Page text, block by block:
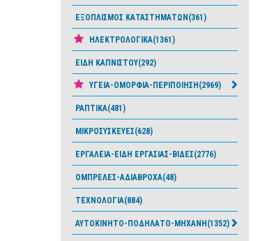
ΕΞΟΠΛΙΣΜΟΣ ΚΑΤΑΣΤΗΜΑΤΩΝ(361)
ΗΛΕΚΤΡΟΛΟΓΙΚΑ(1361)
ΕΙΔΗ ΚΑΠΝΙΣΤΟΥ(292)
ΥΓΕΙΑ-ΟΜΟΡΦΙΑ-ΠΕΡΙΠΟΙΗΣΗ(2969)
ΡΑΠΤΙΚΑ(481)
ΜΙΚΡΟΣΥΣΚΕΥΕΣ(628)
ΕΡΓΑΛΕΙΑ-ΕΙΔΗ ΕΡΓΑΣΙΑΣ-ΒΙΔΕΣ(2776)
ΟΜΠΡΕΛΕΣ-ΑΔΙΑΒΡΟΧΑ(48)
ΤΕΧΝΟΛΟΓΙΑ(884)
ΑΥΤΟΚΙΝΗΤΟ-ΠΟΔΗΛΑΤΟ-ΜΗΧΑΝΗ(1352)